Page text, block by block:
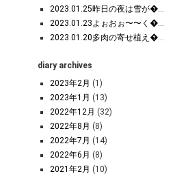
2023.01.25昨日の夜は雪が�...
2023.01.23よぉおぉ〜〜く�...
2023.01.20多肉の寄せ植え�...
diary archives
2023年2月 (1)
2023年1月 (13)
2022年12月 (32)
2022年8月 (8)
2022年7月 (14)
2022年6月 (8)
2021年2月 (10)